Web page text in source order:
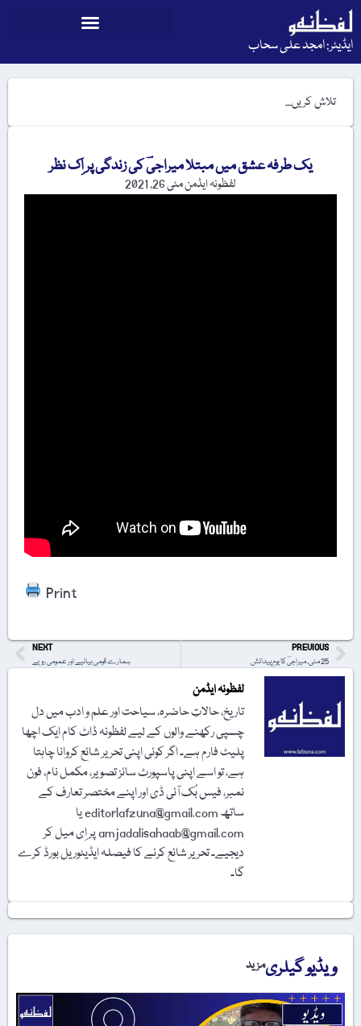
ایڈیٹر: امجد علی سحاب
یک طرفہ عشق میں مبتلا میراجیؔ کی زندگی پر اِک نظر
لفظونہ ایڈمنمئی 26, 2021
Print
PREVIOUS
25 مئی، میراجیؔ کا یومِ پیدائش
NEXT
ہمارے قومی بیانیے اور عمومی رویے
لفظونہ ایڈمن
تاریخ، حالاتِ حاضرہ، سیاحت اور علم و ادب میں دل
چسپی رکھنے والوں کے لیے لفظونہ ڈاٹ کام ایک اچھا
پلیٹ فارم ہے۔ اگر کوئی اپنی تحریر شائع کروانا چاہتا
ہے، تو اسے اپنی پاسپورٹ سائز تصویر، مکمل نام، فون
نمبر، فیس بُک آئی ڈی اور اپنے مختصر تعارف کے
ساتھ editorlafzuna@gmail.com یا
amjadalisahaab@gmail.com پر اِی میل کر
دیجیے۔ تحریر شائع کرنے کا فیصلہ ایڈیٹوریل بورڈ کرے
گا۔
ویڈیو گیلریمزید